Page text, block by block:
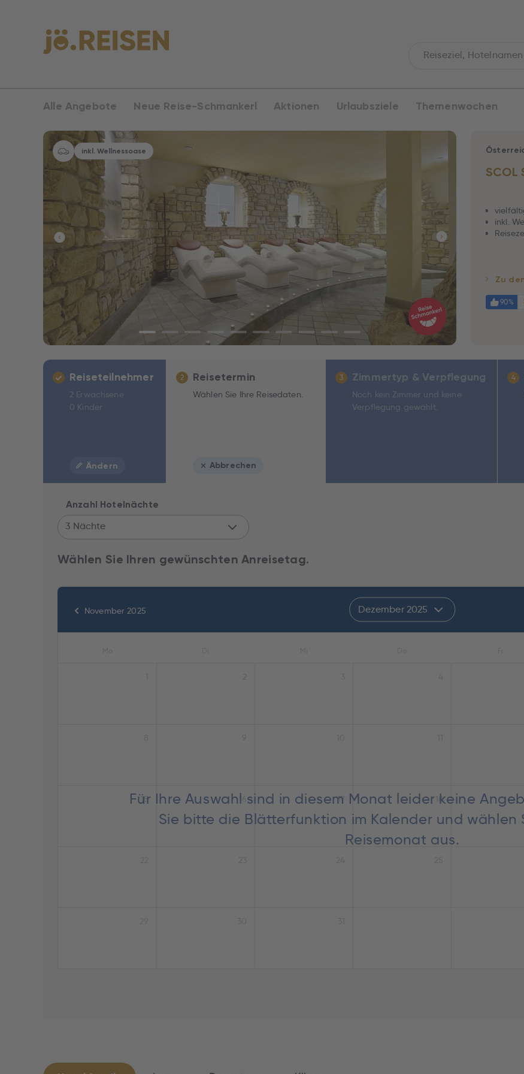
Alle Angebote Neue Reise-Schmankerl Aktionen Urlaubsziele Themenwochen
inkl. Wellnessoase
inkl.
Zu
90%
Reiseteilnehmer
2 Erwachsene
0 Kinder
Ändern
2 Reisetermin
Wählen Sie Ihre Reisedaten.
Abbrechen
Anzahl Hotelnächte
3 Nächte
Wählen Sie Ihren gewünschten Anreisetag.
November 2025 Dezember 2025
Für Ihre Auswahl sind in diesem Monat leider keine
Sie bitte die Blätterfunktion im Kalender und wählen
Reisemonat aus.
15 17 18
3 Zimmertyp & Verpflegung
Noch kein Zimmer und keine
Verpflegung gewählt.
4